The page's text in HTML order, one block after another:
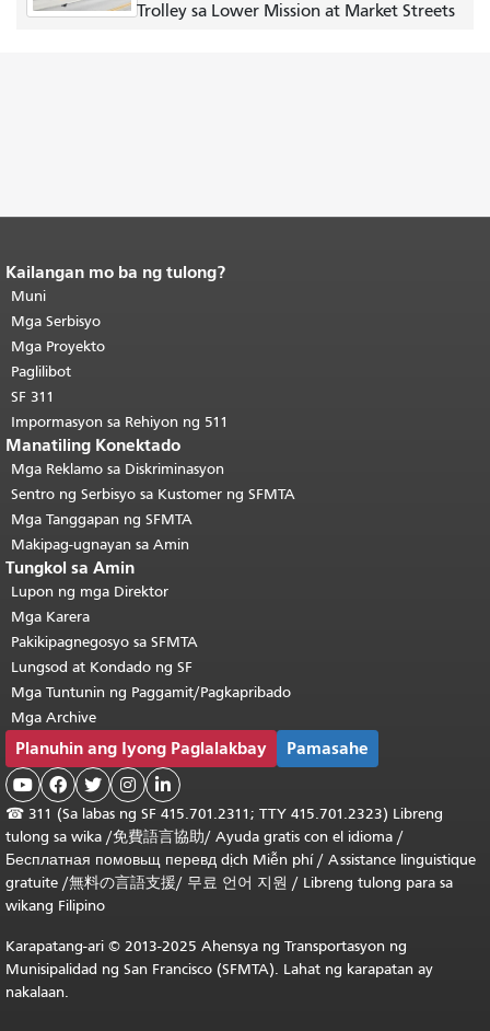
Trolley sa Lower Mission at Market Streets
Katapusan ng nilalaman ng
pahina.
pahinang ito ay nauulit sa bawat
pahina.Bumalik sa tuktok ng
pangunahing nilalaman
Kailangan mo ba ng tulong?
Muni
Mga Serbisyo
Mga Proyekto
Paglilibot
SF 311
Impormasyon sa Rehiyon ng 511
Manatiling Konektado
Mga Reklamo sa Diskriminasyon
Sentro ng Serbisyo sa Kustomer ng SFMTA
Mga Tanggapan ng SFMTA
Makipag-ugnayan sa Amin
Tungkol sa Amin
Lupon ng mga Direktor
Mga Karera
Pakikipagnegosyo sa SFMTA
Lungsod at Kondado ng SF
Mga Tuntunin ng Paggamit/Pagkapribado
Mga Archive
Planuhin ang Iyong Paglalakbay Pamasahe
    
☎ 311 (Sa labas ng SF 415.701.2311; TTY 415.701.2323) Libreng
tulong sa wika /免費語言協助/ Ayuda gratis con el idioma /
Бесплатная помовьщ перевд dịch Miễn phí/ Assistance linguistique
gratuite /無料の言語支援/ 무료 언어 지원 / Libreng tulong para sa
wikang Filipino
Karapatang-ari © 2013-2025 Ahensya ng Transportasyon ng
Munisipalidad ng San Francisco (SFMTA). Lahat ng karapatan ay
nakalaan.